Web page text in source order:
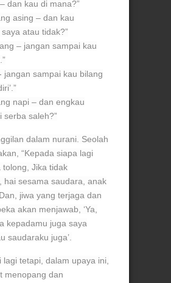
dan kau di mana?”
asing – dan kau
atau tidak?”
– jangan sampai kau
jangan sampai kau bilang
napi – dan engkau
serba saleh?”
dalam nurani. Seolah
“Kepada siapa lagi
tolong, Jika tidak
hai sesama saudara, anak
jiwa yang terjaga dan
akan menjawab, ‘Ya,
kepadamu juga saya
saudaraku juga’.
lagi tetapi, dalam upaya ini,
menopang dan